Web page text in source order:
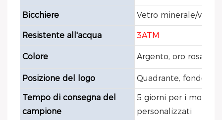
Bicchiere Vetro minerale/vetro
Resistente all'acqua 3ATM
Colore Argento, oro rosa,
Posizione del logo Quadrante, fondello,
Tempo di consegna del
campione
5 giorni per i modelli
personalizzati